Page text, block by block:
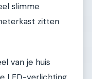
slimme
zitten
van je huis